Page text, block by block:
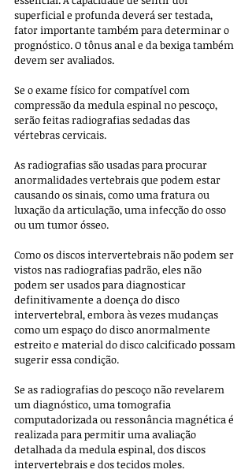
superficial e profunda deverá ser testada,
fator importante também para determinar o
prognóstico. O tônus ​​anal e da bexiga também
devem ser avaliados.
Se o exame físico for compatível com
compressão da medula espinal no pescoço,
serão feitas radiografias sedadas das
vértebras cervicais.
As radiografias são usadas ​​para procurar
anormalidades vertebrais que podem estar
causando os sinais, como uma fratura ou
luxação da articulação, uma infecção do osso
ou um tumor ósseo.
Como os discos intervertebrais não podem ser
vistos nas radiografias padrão, eles não
podem ser usados ​​para diagnosticar
definitivamente a doença do disco
intervertebral, embora às vezes mudanças
como um espaço do disco anormalmente
estreito e material do disco calcificado possam
sugerir essa condição.
Se as radiografias do pescoço não revelarem
um diagnóstico, uma tomografia
computadorizada ou ressonância magnética é
realizada para permitir uma avaliação
detalhada da medula espinal, dos discos
intervertebrais e dos tecidos moles.